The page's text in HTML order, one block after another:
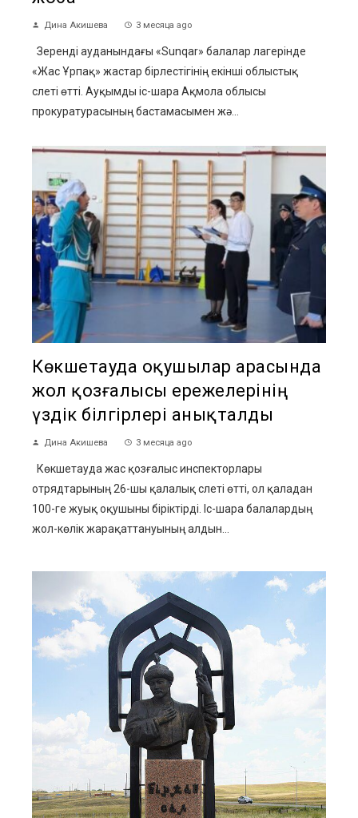
Дина Акишева 3 месяца ago
Зеренді ауданындағы «Sunqar» балалар лагерінде
«Жас Ұрпақ» жастар бірлестігінің екінші облыстық
слеті өтті. Ауқымды іс-шара Ақмола облысы
прокуратурасының бастамасымен жә...
Көкшетауда оқушылар арасында
жол қозғалысы ережелерінің
үздік білгірлері анықталды
Дина Акишева 3 месяца ago
Көкшетауда жас қозғалыс инспекторлары
отрядтарының 26-шы қалалық слеті өтті, ол қаладан
100-ге жуық оқушыны біріктірді. Іс-шара балалардың
жол-көлік жарақаттануының алдын...